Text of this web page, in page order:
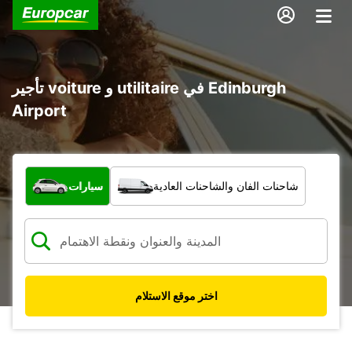
تأجير voiture و utilitaire في Edinburgh
Airport
ما نوع المركبة؟
سيارات شاحنات الفان والشاحنات العادية
اختر موقع الاستلام